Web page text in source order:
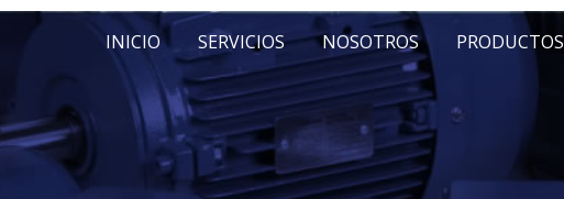
INICIO SERVICIOS NOSOTROS PRODUCTOS